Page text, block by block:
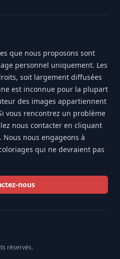
que nous proposons sont
personnel uniquement. Les
soit largement diffusées
est inconnue pour la plupart
des images appartiennent
vous rencontrez un problème
nous contacter en cliquant
nous engageons à
qui ne devraient pas
nous
réservés.